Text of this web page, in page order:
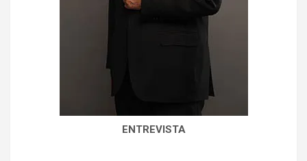
ENTREVISTA